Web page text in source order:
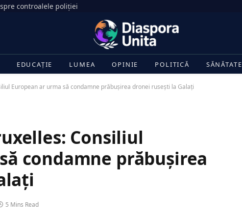
controalele poliției
EDUCAȚIE LUMEA OPINIE POLITICĂ SĂNĂTATE
European ar urma să condamne prăbușirea dronei rusești la Galați
Consiliul
condamne prăbușirea
5 Mins Read